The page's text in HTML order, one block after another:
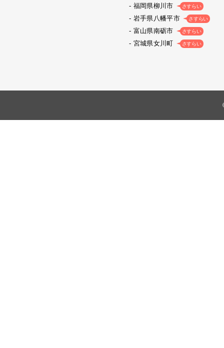
福岡県柳川市 さすらい
岩手県八幡平市 さすらい
富山県南砺市 さすらい
宮城県女川町 さすらい